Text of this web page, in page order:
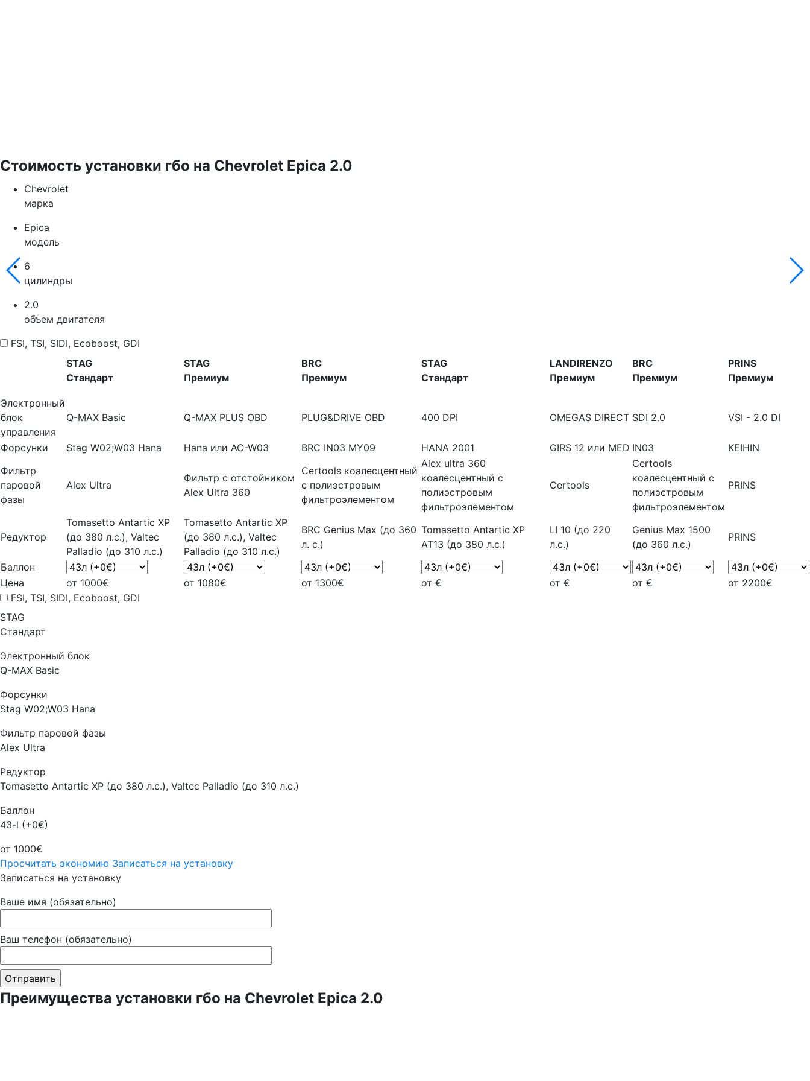
Стоимость установки гбо на Chevrolet Epica 2.0
Chevrolet
марка
Epica
модель
6
цилиндры
2.0
объем двигателя
FSI, TSI, SIDI, Ecoboost, GDI
STAG
Стандарт
STAG
Премиум
BRC
Премиум
STAG
Стандарт
LANDIRENZO
Премиум
BRC
Премиум
PRINS
Премиум
Электронный
блок
управления
Q-MAX Basic Q-MAX PLUS OBD PLUG&DRIVE OBD 400 DPI OMEGAS DIRECT SDI 2.0 VSI - 2.0 DI
Форсунки Stag W02;W03 Hana Hana или AC-W03 BRC IN03 MY09 HANA 2001 GIRS 12 или MED IN03
KEIHIN
Фильтр
паровой
фазы
Alex Ultra
Фильтр с отстойником
Alex Ultra 360
Certools коалесцентный
с полиэстровым
фильтроэлементом
Alex ultra 360
коалесцентный с
полиэстровым
фильтроэлементом
Certools
Certools
коалесцентный с
полиэстровым
фильтроэлементом
PRINS
Редуктор
Tomasetto Antartic XP
(до 380 л.с.), Valtec
Palladio (до 310 л.с.)
Tomasetto Antartic XP
(до 380 л.с.), Valtec
Palladio (до 310 л.с.)
BRC Genius Max (до 360
л. с.)
Tomasetto Antartic XP
AT13 (до 380 л.с.)
LI 10 (до 220
л.с.)
Genius Max 1500
(до 360 л.с.)
PRINS
Баллон
Цена
от 1000€ от 1080€ от 1300€ от € от € от €
от 2200€
FSI, TSI, SIDI, Ecoboost, GDI
STAG
Стандарт
Электронный блок
Q-MAX Basic
Форсунки
Stag W02;W03 Hana
Фильтр паровой фазы
Alex Ultra
Редуктор
Tomasetto Antartic XP (до 380 л.с.), Valtec Palladio (до 310 л.с.)
Баллон
43-l (+0€)
от 1000€
Просчитать экономию Записаться на установку
Записаться на установку
Ваше имя (обязательно)
Ваш телефон (обязательно)
Преимущества установки гбо на Chevrolet Epica 2.0